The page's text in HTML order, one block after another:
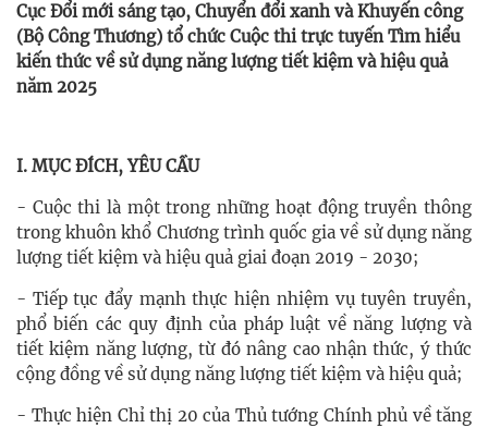
Cục Đổi mới sáng tạo, Chuyển đổi xanh và Khuyến công
(Bộ Công Thương) tổ chức Cuộc thi trực tuyến Tìm hiểu
kiến thức về sử dụng năng lượng tiết kiệm và hiệu quả
năm 2025
I. MỤC ĐÍCH, YÊU CẦU
- Cuộc thi là một trong những hoạt động truyền thông
trong khuôn khổ Chương trình quốc gia về sử dụng năng
lượng tiết kiệm và hiệu quả giai đoạn 2019 - 2030;
- Tiếp tục đẩy mạnh thực hiện nhiệm vụ tuyên truyền,
phổ biến các quy định của pháp luật về năng lượng và
tiết kiệm năng lượng, từ đó nâng cao nhận thức, ý thức
cộng đồng về sử dụng năng lượng tiết kiệm và hiệu quả;
- Thực hiện Chỉ thị 20 của Thủ tướng Chính phủ về tăng